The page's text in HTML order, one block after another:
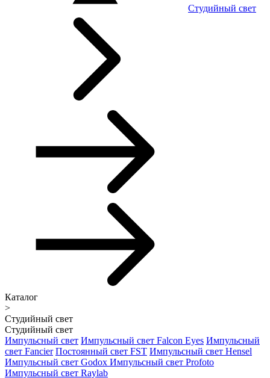
Студийный свет
Каталог
>
Студийный свет
Студийный свет
Импульсный свет Импульсный свет Falcon Eyes Импульсный
свет Fancier Постоянный свет FST Импульсный свет Hensel
Импульсный свет Godox Импульсный свет Profoto
Импульсный свет Raylab